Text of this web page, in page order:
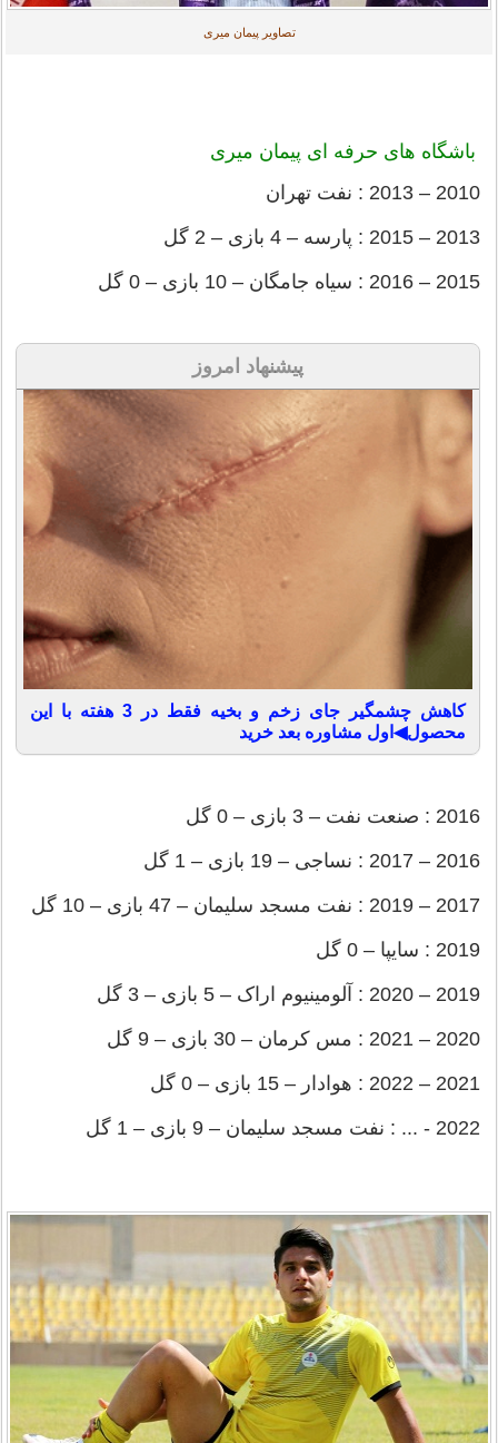
تصاویر پیمان میری
باشگاه های حرفه ای پیمان میری
2010 – 2013 : نفت تهران
2013 – 2015 : پارسه – 4 بازی – 2 گل
2015 – 2016 : سیاه جامگان – 10 بازی – 0 گل
پیشنهاد امروز
کاهش چشمگیر جای زخم و بخیه فقط در 3 هفته با این
محصول◀اول مشاوره بعد خرید
2016 : صنعت نفت – 3 بازی – 0 گل
2016 – 2017 : نساجی – 19 بازی – 1 گل
2017 – 2019 : نفت مسجد سلیمان – 47 بازی – 10 گل
2019 : سایپا – 0 گل
2019 – 2020 : آلومینیوم اراک – 5 بازی – 3 گل
2020 – 2021 : مس کرمان – 30 بازی – 9 گل
2021 – 2022 : هوادار – 15 بازی – 0 گل
2022 - ... : نفت مسجد سلیمان – 9 بازی – 1 گل